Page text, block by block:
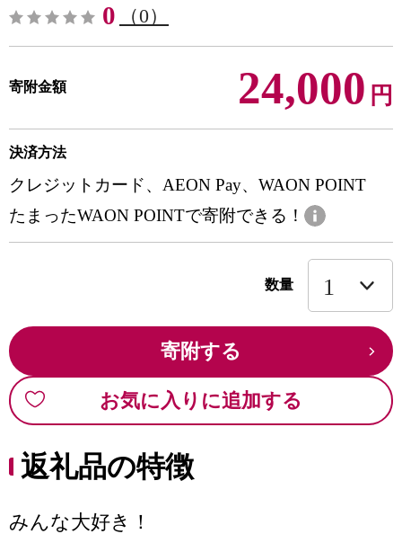
0 （0）
寄附金額 24,000 円
決済方法
クレジットカード、AEON Pay、WAON POINT
たまったWAON POINTで寄附できる！
数量
寄附する
お気に入りに追加する
返礼品の特徴
みんな大好き！